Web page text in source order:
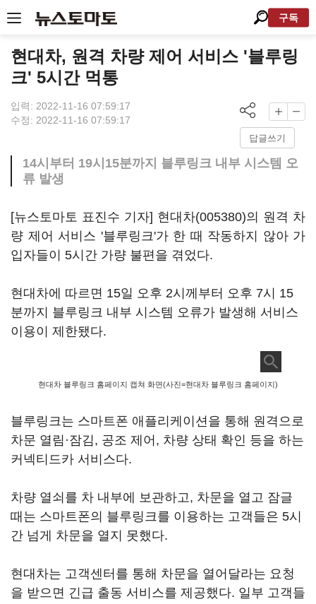
구독
현대차, 원격 차량 제어 서비스 '블루링
크' 5시간 먹통
입력: 2022-11-16 07:59:17
수정: 2022-11-16 07:59:17
답글쓰기
14시부터 19시15분까지 블루링크 내부 시스템 오
류 발생
[뉴스토마토 표진수 기자] 현대차(005380)의 원격 차
량 제어 서비스 '블루링크'가 한 때 작동하지 않아 가
입자들이 5시간 가량 불편을 겪었다.
현대차에 따르면 15일 오후 2시께부터 오후 7시 15
분까지 블루링크 내부 시스템 오류가 발생해 서비스
이용이 제한됐다.
현대차 블루링크 홈페이지 캡쳐 화면(사진=현대차 블루링크 홈페이지)
블루링크는 스마트폰 애플리케이션을 통해 원격으로
차문 열림·잠김, 공조 제어, 차량 상태 확인 등을 하는
커넥티드카 서비스다.
차량 열쇠를 차 내부에 보관하고, 차문을 열고 잠글
때는 스마트폰의 블루링크를 이용하는 고객들은 5시
간 넘게 차문을 열지 못했다.
현대차는 고객센터를 통해 차문을 열어달라는 요청
을 받으면 긴급 출동 서비스를 제공했다. 일부 고객들